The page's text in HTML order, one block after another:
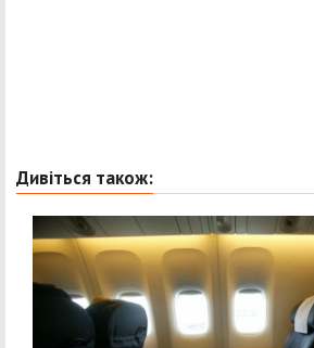
Дивіться також: